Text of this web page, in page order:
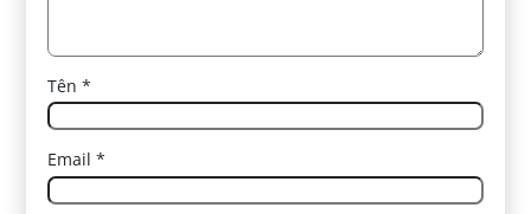
Tên*
Email*